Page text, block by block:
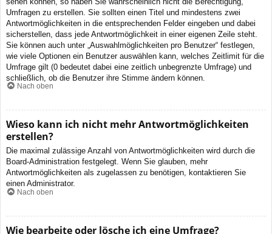
Umfragen zu erstellen. Sie sollten einen Titel und mindestens zwei
Antwortmöglichkeiten in die entsprechenden Felder eingeben und dabei
sicherstellen, dass jede Antwortmöglichkeit in einer eigenen Zeile steht.
Sie können auch unter „Auswahlmöglichkeiten pro Benutzer“ festlegen,
wie viele Optionen ein Benutzer auswählen kann, welches Zeitlimit für die
Umfrage gilt (0 bedeutet dabei eine zeitlich unbegrenzte Umfrage) und
schließlich, ob die Benutzer ihre Stimme ändern können.
Nach oben
Wieso kann ich nicht mehr Antwortmöglichkeiten
erstellen?
Die maximal zulässige Anzahl von Antwortmöglichkeiten wird durch die
Board-Administration festgelegt. Wenn Sie glauben, mehr
Antwortmöglichkeiten als zugelassen zu benötigen, kontaktieren Sie
einen Administrator.
Nach oben
Wie bearbeite oder lösche ich eine Umfrage?